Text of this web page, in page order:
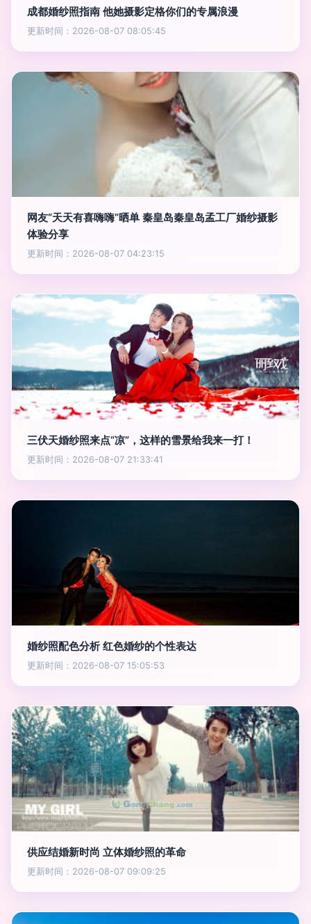
成都婚纱照指南 他她摄影定格你们的专属浪漫
更新时间：2026-08-07 08:05:45
网友“天天有喜嗨嗨”晒单 秦皇岛秦皇岛孟工厂婚纱摄影
体验分享
更新时间：2026-08-07 04:23:15
三伏天婚纱照来点“凉”，这样的雪景给我来一打！
更新时间：2026-08-07 21:33:41
婚纱照配色分析 红色婚纱的个性表达
更新时间：2026-08-07 15:05:53
供应结婚新时尚 立体婚纱照的革命
更新时间：2026-08-07 09:09:25